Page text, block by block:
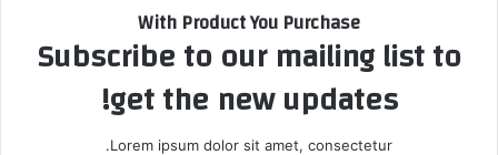
With Product You Purchase
Subscribe to our mailing list to
get the new updates!
Lorem ipsum dolor sit amet, consectetur.